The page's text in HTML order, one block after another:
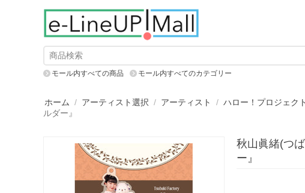
モール内すべての商品 モール内すべてのカテゴリー
ホーム / アーティスト選択 / アーティスト / ハロー！プロジェクト
ルダー』
秋山眞緒(つ
ー』